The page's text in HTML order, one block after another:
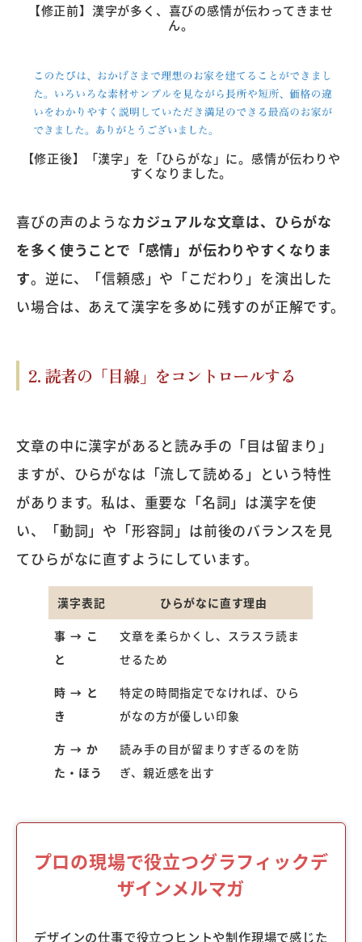
【修正前】漢字が多く、喜びの感情が伝わってきませ
ん。
【修正後】「漢字」を「ひらがな」に。感情が伝わりや
すくなりました。
喜びの声のようなカジュアルな文章は、ひらがな
を多く使うことで「感情」が伝わりやすくなりま
す。逆に、「信頼感」や「こだわり」を演出した
い場合は、あえて漢字を多めに残すのが正解です。
2. 読者の「目線」をコントロールする
文章の中に漢字があると読み手の「目は留まり」
ますが、ひらがなは「流して読める」という特性
があります。私は、重要な「名詞」は漢字を使
い、「動詞」や「形容詞」は前後のバランスを見
てひらがなに直すようにしています。
漢字表記 ひらがなに直す理由
事 → こ
と
文章を柔らかくし、スラスラ読ま
せるため
時 → と
き
特定の時間指定でなければ、ひら
がなの方が優しい印象
方 → か
た・ほう
読み手の目が留まりすぎるのを防
ぎ、親近感を出す
プロの現場で役立つグラフィックデ
ザインメルマガ
デザインの仕事で役立つヒントや制作現場で感じた